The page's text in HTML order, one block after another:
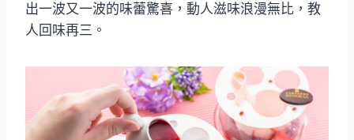
出一波又一波的味蕾驚喜，動人滋味浪漫無比，教
人回味再三。